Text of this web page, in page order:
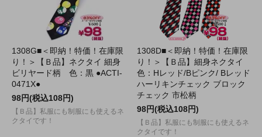
1308G■＜即納！特価！在庫限
り！＞【Ｂ品】ネクタイ 細身
ビリヤード柄 色：黒 ●ACTI-
0471X●
98円(税込108円)
【Ｂ品】私服にも制服にも使えるネ
クタイです！
1308D■＜即納！特価！在庫限
り！＞【Ｂ品】細身ネクタイ
色：Hレッド/Bピンク/ Bレッド
ハーリキンチェック ブロック
チェック 市松柄
98円(税込108円)
【Ｂ品】私服にも制服にも使えるネ
クタイです！